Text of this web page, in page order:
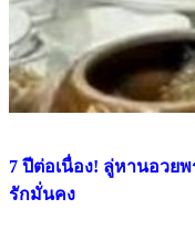
7 ปีต่อเนื่อง! ลู่หานอวย
รักมั่นคง